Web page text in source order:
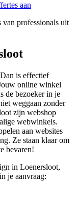
aan
van professionals uit
is effectief
online winkel
de bezoeker in je
weggaan zonder
zijn webshop
webwinkels.
aan websites
Ze staan klaar om
bevaren!
in Loenersloot,
je aanvraag: